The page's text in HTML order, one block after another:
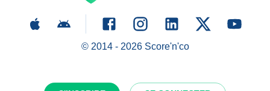
© 2014 - 2026Score'n'co